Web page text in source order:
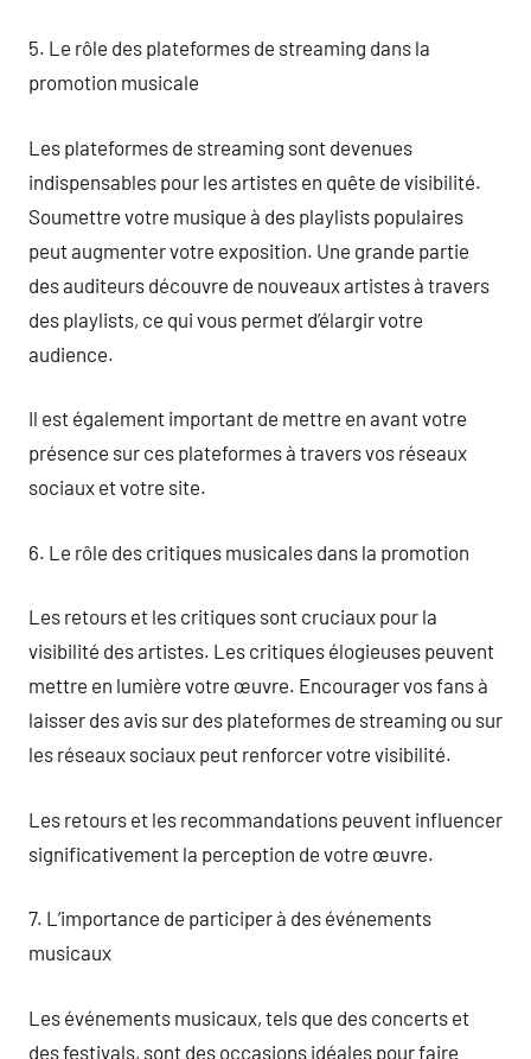
5. Le rôle des plateformes de streaming dans la
promotion musicale
Les plateformes de streaming sont devenues
indispensables pour les artistes en quête de visibilité.
Soumettre votre musique à des playlists populaires
peut augmenter votre exposition. Une grande partie
des auditeurs découvre de nouveaux artistes à travers
des playlists, ce qui vous permet d’élargir votre
audience.
Il est également important de mettre en avant votre
présence sur ces plateformes à travers vos réseaux
sociaux et votre site.
6. Le rôle des critiques musicales dans la promotion
Les retours et les critiques sont cruciaux pour la
visibilité des artistes. Les critiques élogieuses peuvent
mettre en lumière votre œuvre. Encourager vos fans à
laisser des avis sur des plateformes de streaming ou sur
les réseaux sociaux peut renforcer votre visibilité.
Les retours et les recommandations peuvent influencer
significativement la perception de votre œuvre.
7. L’importance de participer à des événements
musicaux
Les événements musicaux, tels que des concerts et
des festivals, sont des occasions idéales pour faire